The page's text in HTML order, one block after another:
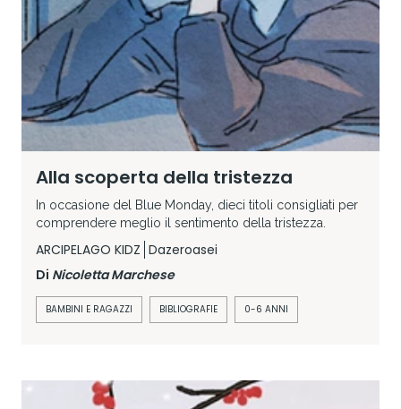
Alla scoperta della tristezza
In occasione del Blue Monday, dieci titoli consigliati per
comprendere meglio il sentimento della tristezza.
ARCIPELAGO KIDZ Dazeroasei
Di Nicoletta Marchese
BAMBINI E RAGAZZI BIBLIOGRAFIE 0-6 ANNI